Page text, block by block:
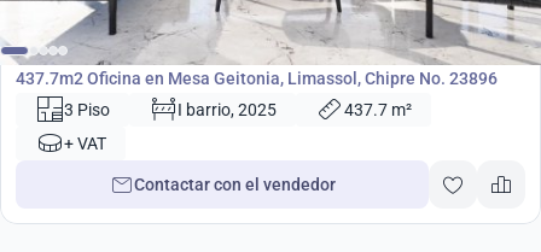
2 998 000
Oficina
437.7m2 Oficina en Mesa Geitonia, Limassol, Chipre No. 23896
3 Piso
I barrio, 2025
437.7 m²
+ VAT
Contactar con el vendedor